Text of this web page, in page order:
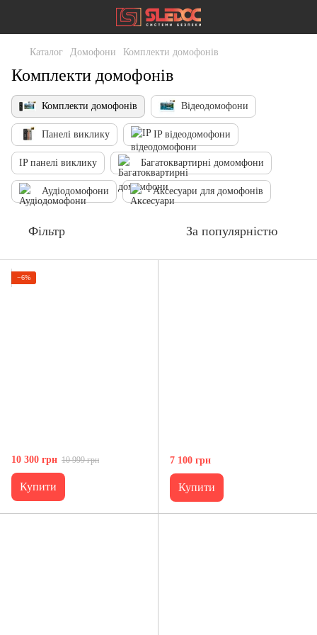
Каталог Домофони Комплекти домофонів
Комплекти домофонів
Комплекти домофонів Відеодомофони
Панелі виклику IP відеодомофони
IP панелі виклику Багатоквартирні домомфони
Аудіодомофони Аксесуари для домофонів
Фільтр За популярністю
−6%
10 300 грн 10 999 грн
Купити
7 100 грн
Купити